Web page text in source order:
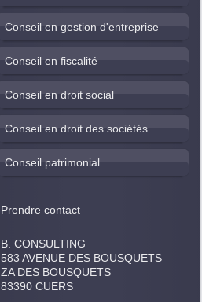
Conseil en gestion d'entreprise
Conseil en fiscalité
Conseil en droit social
Conseil en droit des sociétés
Conseil patrimonial
Prendre contact
B. CONSULTING
583 AVENUE DES BOUSQUETS
ZA DES BOUSQUETS
83390 CUERS